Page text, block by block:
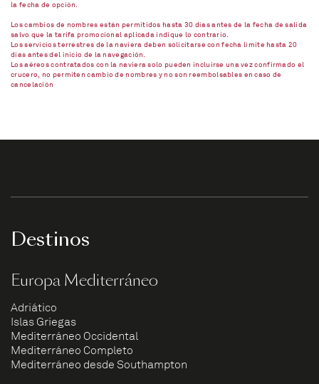
la fecha de opción.
Los cambios de nombres están permitidos hasta 30 días antes de la fecha de salida
salvo que la tarifa promocional aplicada indique lo contrario.
Los servicios terrestres de la naviera deben solicitarse con fecha límite hasta 20
días antes del inicio de la navegación.
Los aéreos contratados con la naviera solo pueden incluirse una vez confirmado el
crucero, no permiten cambio de nombres y no son reembolsables en caso de
cancelación
Destinos
Europa Mediterráneo
Adriático
Islas Griegas
Mediterráneo Occidental
Mediterráneo Completo
Mediterráneo desde Southampton